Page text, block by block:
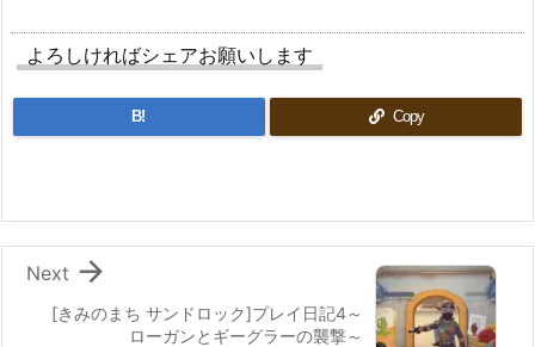
よろしければシェアお願いします
B! Copy
[きみのまち サンドロック]プレイ日記4～
ローガンとギーグラーの襲撃～

Next